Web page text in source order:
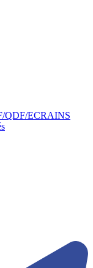
QDF/ECRAINS